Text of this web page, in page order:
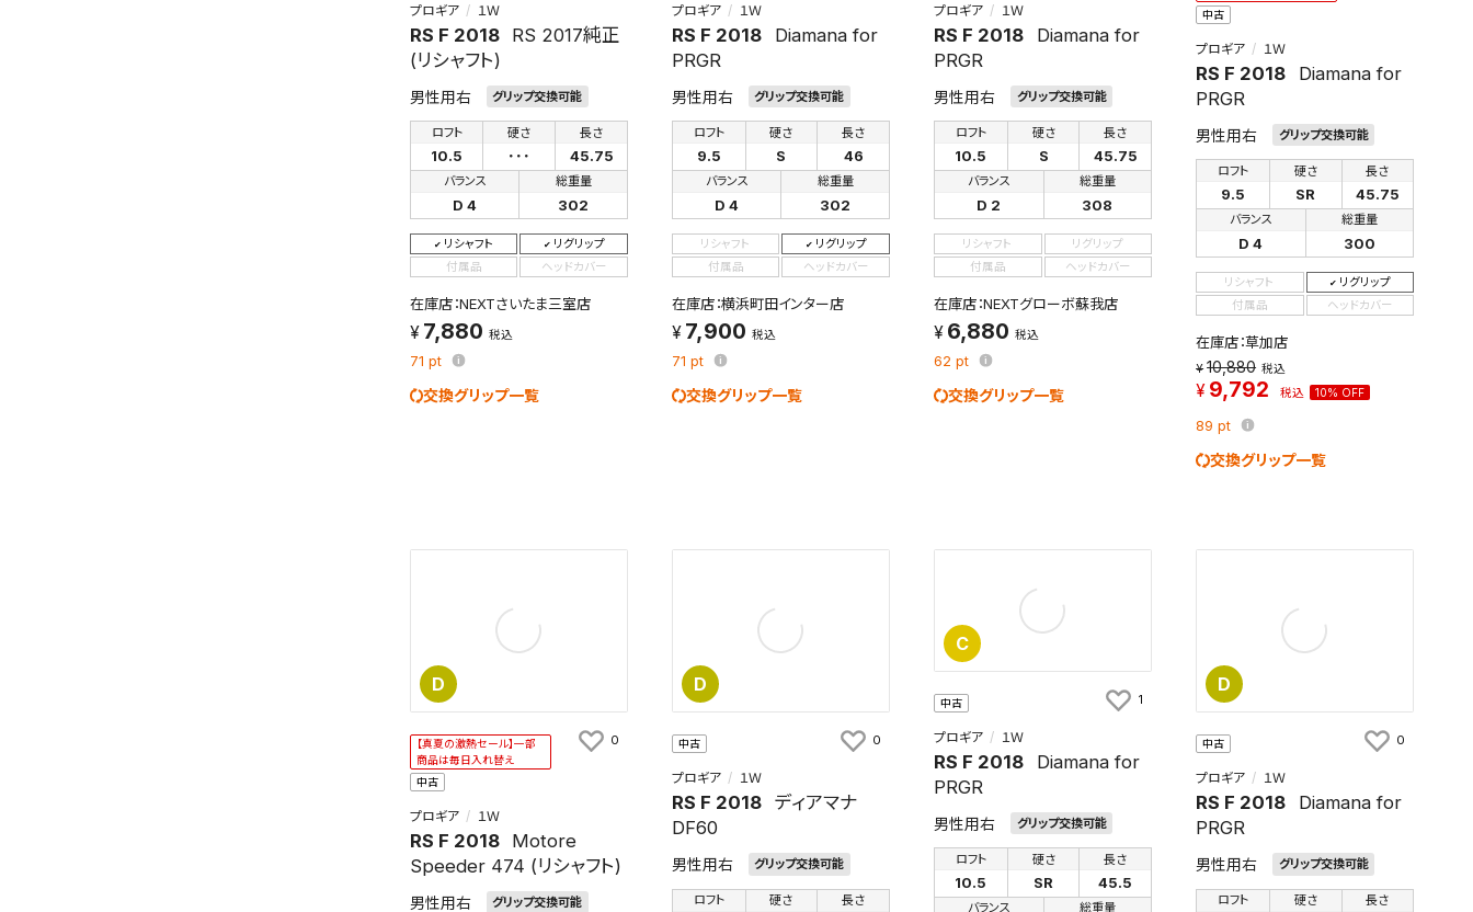
プロギア １Ｗ
RS F 2018
RS 2017純正
(リシャフト)
男性用右 グリップ交換可能
ロフト
10.5
硬さ
･･･
長さ
45.75
バランス
D 4
総重量
302
リシャフト
リグリップ
付属品
ヘッドカバー
在庫店：NEXTさいたま三室店
7,880 税込
71 pt
交換グリップ一覧
プロギア １Ｗ
RS F 2018
Diamana for
PRGR
男性用右 グリップ交換可能
ロフト
9.5
硬さ
S
長さ
46
バランス
D 4
総重量
302
リシャフト
リグリップ
付属品
ヘッドカバー
在庫店：横浜町田インター店
7,900 税込
71 pt
交換グリップ一覧
プロギア １Ｗ
RS F 2018
Diamana for
PRGR
男性用右 グリップ交換可能
ロフト
10.5
硬さ
S
長さ
45.75
バランス
D 2
総重量
308
リシャフト
リグリップ
付属品
ヘッドカバー
在庫店：NEXTグローボ蘇我店
6,880 税込
62 pt
交換グリップ一覧
中古
プロギア １Ｗ
RS F 2018
Diamana for
PRGR
男性用右 グリップ交換可能
ロフト
9.5
硬さ
SR
長さ
45.75
バランス
D 4
総重量
300
リシャフト
リグリップ
付属品
ヘッドカバー
在庫店：草加店
10,880 税込
9,792 税込 10% OFF
89pt
交換グリップ一覧
D
【真夏の激熱セール】一部
商品は毎日入れ替え
中古
プロギア １Ｗ
RS F 2018
Motore
Speeder 474 (リシャフト)
男性用右 グリップ交換可能
0
D
中古
プロギア １Ｗ
RS F 2018
ディアマナ
DF60
男性用右 グリップ交換可能
ロフト 硬さ 長さ
0
C
中古
プロギア １Ｗ
RS F 2018
Diamana for
PRGR
男性用右 グリップ交換可能
ロフト
10.5
硬さ
SR
長さ
45.5
バランス 総重量
1
D
中古
プロギア １Ｗ
RS F 2018
Diamana for
PRGR
男性用右 グリップ交換可能
ロフト 硬さ 長さ
0